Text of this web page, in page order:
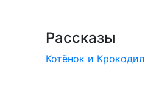
Рассказы
Котёнок и Крокодил